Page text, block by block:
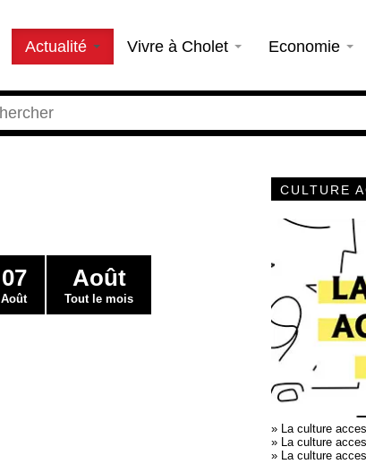
Actualité Vivre à Cholet Economie
07
Août
Août
Tout le mois
CULTURE
» La culture
» La culture
» La culture